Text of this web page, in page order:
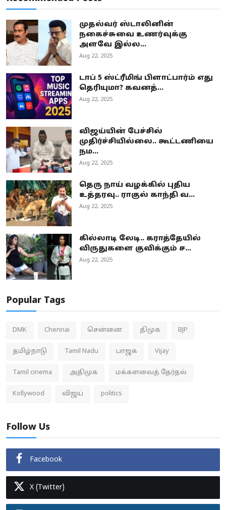
முதல்வர் ஸ்டாலினின்
நகைச்சுவை உணர்வுக்கு
அளவே இல்ல...
Aug 22, 2025
டாப் 5 ஸ்ட்ரீமிங் பிளாட்பார்ம் எது
தெரியுமா? கவனத்...
Aug 22, 2025
விஜய்யின் பேச்சில்
முதிர்ச்சியில்லை.. கூட்டணியை
நம...
Aug 22, 2025
தெரு நாய் வழக்கில் புதிய
உத்தரவு.. ராகுல் காந்தி வ...
Aug 22, 2025
கில்லாடி லேடி.. கராத்தேயில்
விருதுகளை குவிக்கும் ச...
Aug 22, 2025
Popular Tags
DMK Chennai சென்னை திமுக BJP
தமிழ்நாடு Tamil Nadu பாஜக Vijay
Tamil cinema அதிமுக மக்களவைத் தேர்தல்
Kollywood விஜய் politics
Follow Us
Facebook
X (Twitter)